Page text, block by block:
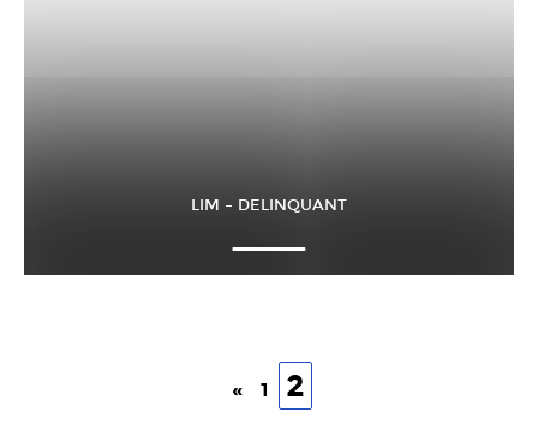
LIM – DELINQUANT
« 1 2